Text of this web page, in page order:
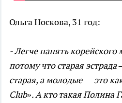
Ольга Носкова, 31 год:
- Легче нанять корейского
потому что старая
старая, а молодые — это
Club».А кто такая Полина